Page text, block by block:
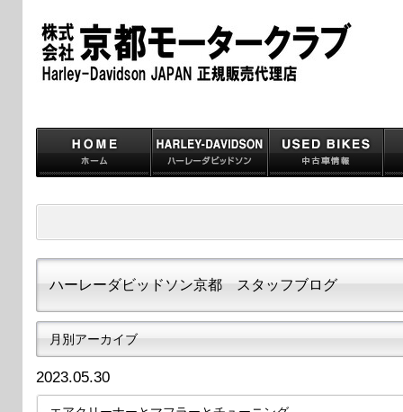
ハーレーダビッドソン京都 スタッフブログ
月別アーカイブ
2023.05.30